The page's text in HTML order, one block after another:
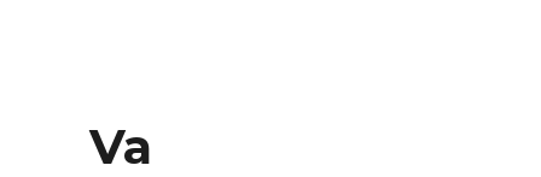
Va